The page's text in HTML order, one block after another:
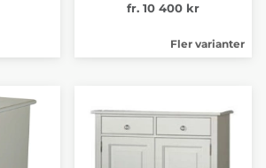
fr. 10 400 kr
Fler varianter